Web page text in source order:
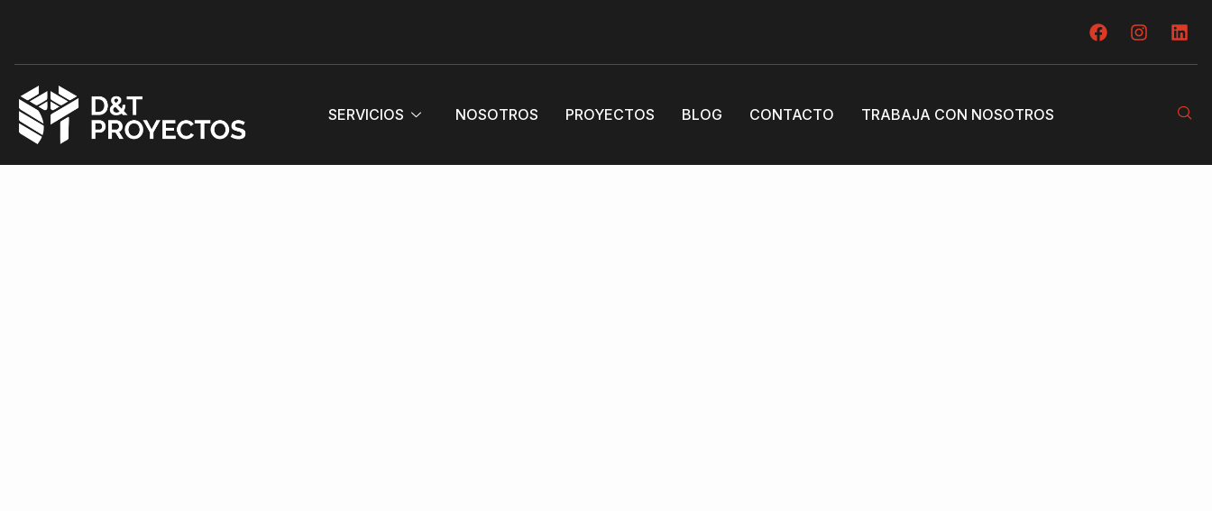
SERVICIOS NOSOTROS PROYECTOS BLOG CONTACTO TRABAJA CON NOSOTROS